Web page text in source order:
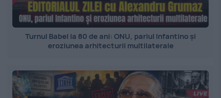
Turnul Babel la 80 de ani: ONU, pariul Infantino și
eroziunea arhitecturii multilaterale